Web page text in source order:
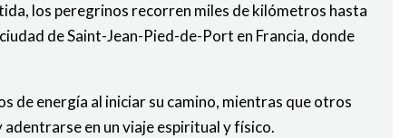
los peregrinos recorren miles de kilómetros hasta
de Saint-Jean-Pied-de-Port en Francia, donde
de energía al iniciar su camino, mientras que otros
adentrarse en un viaje espiritual y físico.